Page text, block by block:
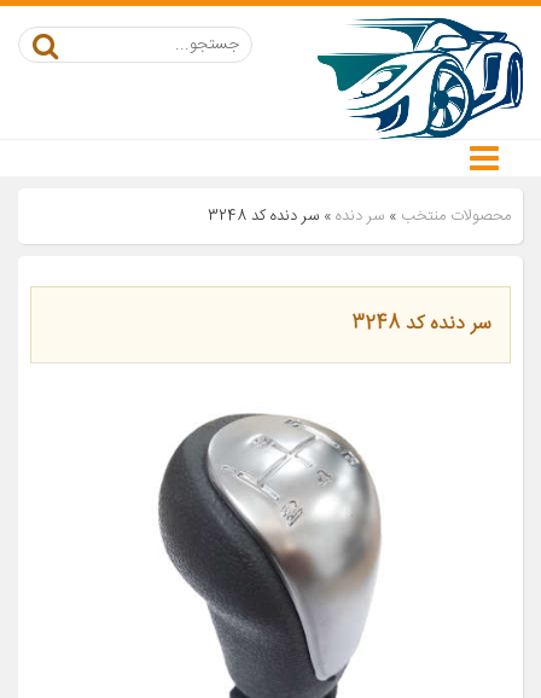
محصولات منتخب » سر دنده» سر دنده کد 3248
سر دنده کد 3248